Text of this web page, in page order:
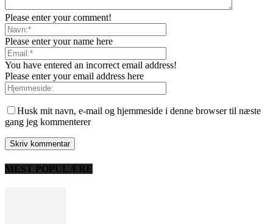
Please enter your comment!
Please enter your name here
You have entered an incorrect email address!
Please enter your email address here
Husk mit navn, e-mail og hjemmeside i denne browser til næste
gang jeg kommenterer
MEST POPULÆRE